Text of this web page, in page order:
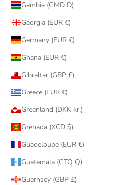
Gambia (GMD D)
Georgia (EUR €)
Germany (EUR €)
Ghana (EUR €)
Gibraltar (GBP £)
Greece (EUR €)
Greenland (DKK kr.)
Grenada (XCD $)
Guadeloupe (EUR €)
Guatemala (GTQ Q)
Guernsey (GBP £)